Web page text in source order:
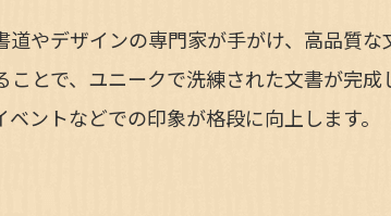
道やデザインの専門家が手がけ、高品質
ことで、ユニークで洗練された文書が完
ントなどでの印象が格段に向上します。